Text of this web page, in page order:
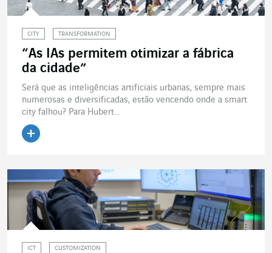
CITY TRANSFORMATION
“As IAs permitem otimizar a fábrica
da cidade”
Será que as inteligências artificiais urbanas, sempre mais
numerosas e diversificadas, estão vencendo onde a smart
city falhou? Para Hubert...
ICT CUSTOMIZATION